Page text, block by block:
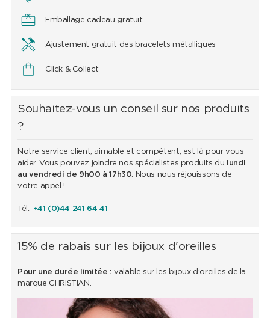
Emballage cadeau gratuit
Ajustement gratuit des bracelets métalliques
Click & Collect
Souhaitez-vous un conseil sur nos produits
?
Notre service client, aimable et compétent, est là pour vous
aider. Vous pouvez joindre nos spécialistes produits du
lundi
au vendredi de 9h00 à 17h30. Nous nous réjouissons de
votre appel !
Tél.: +41 (0)44 241 64 41
15% de rabais sur les bijoux d'oreilles
Pour une durée limitée : valable sur les bijoux d'oreilles de la
marque CHRISTIAN.